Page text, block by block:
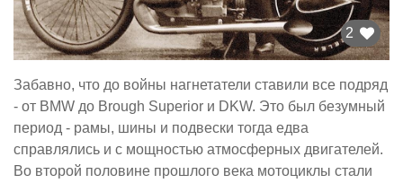
2
Забавно, что до войны нагнетатели ставили все подряд
- от BMW до Brough Superior и DKW. Это был безумный
период - рамы, шины и подвески тогда едва
справлялись и с мощностью атмосферных двигателей.
Во второй половине прошлого века мотоциклы стали